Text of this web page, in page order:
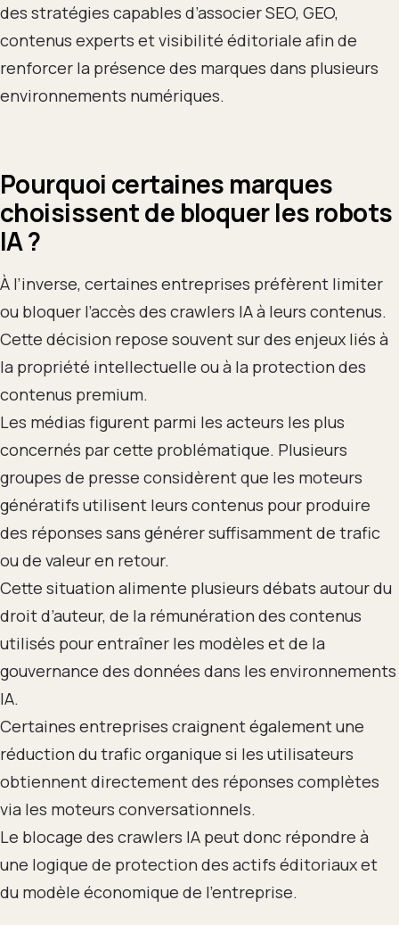
des stratégies capables d’associer SEO, GEO,
contenus experts et visibilité éditoriale afin de
renforcer la présence des marques dans plusieurs
environnements numériques.
Pourquoi certaines marques
choisissent de bloquer les robots
IA?
À l’inverse, certaines entreprises préfèrent limiter
ou bloquer l’accès des crawlers IA à leurs contenus.
Cette décision repose souvent sur des enjeux liés à
la propriété intellectuelle ou à la protection des
contenus premium.
Les médias figurent parmi les acteurs les plus
concernés par cette problématique. Plusieurs
groupes de presse considèrent que les moteurs
génératifs utilisent leurs contenus pour produire
des réponses sans générer suffisamment de trafic
ou de valeur en retour.
Cette situation alimente plusieurs débats autour du
droit d’auteur, de la rémunération des contenus
utilisés pour entraîner les modèles et de la
gouvernance des données dans les environnements
IA.
Certaines entreprises craignent également une
réduction du trafic organique si les utilisateurs
obtiennent directement des réponses complètes
via les moteurs conversationnels.
Le blocage des crawlers IA peut donc répondre à
une logique de protection des actifs éditoriaux et
du modèle économique de l’entreprise.